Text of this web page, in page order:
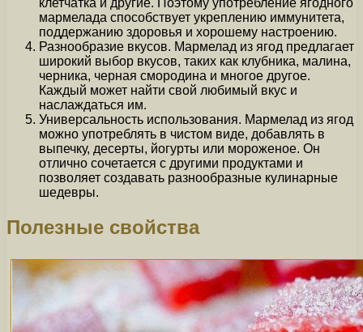
клетчатка и другие. Поэтому употребление ягодного
мармелада способствует укреплению иммунитета,
поддержанию здоровья и хорошему настроению.
Разнообразие вкусов. Мармелад из ягод предлагает
широкий выбор вкусов, таких как клубника, малина,
черника, черная смородина и многое другое.
Каждый может найти свой любимый вкус и
наслаждаться им.
Универсальность использования. Мармелад из ягод
можно употреблять в чистом виде, добавлять в
выпечку, десерты, йогурты или мороженое. Он
отлично сочетается с другими продуктами и
позволяет создавать разнообразные кулинарные
шедевры.
Полезные свойства